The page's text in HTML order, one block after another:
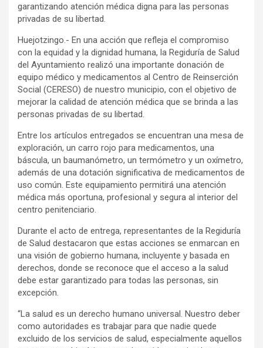
garantizando atención médica digna para las personas
privadas de su libertad.
Huejotzingo.- En una acción que refleja el compromiso
con la equidad y la dignidad humana, la Regiduría de Salud
del Ayuntamiento realizó una importante donación de
equipo médico y medicamentos al Centro de Reinserción
Social (CERESO) de nuestro municipio, con el objetivo de
mejorar la calidad de atención médica que se brinda a las
personas privadas de su libertad.
Entre los artículos entregados se encuentran una mesa de
exploración, un carro rojo para medicamentos, una
báscula, un baumanómetro, un termómetro y un oxímetro,
además de una dotación significativa de medicamentos de
uso común. Este equipamiento permitirá una atención
médica más oportuna, profesional y segura al interior del
centro penitenciario.
Durante el acto de entrega, representantes de la Regiduría
de Salud destacaron que estas acciones se enmarcan en
una visión de gobierno humana, incluyente y basada en
derechos, donde se reconoce que el acceso a la salud
debe estar garantizado para todas las personas, sin
excepción.
“La salud es un derecho humano universal. Nuestro deber
como autoridades es trabajar para que nadie quede
excluido de los servicios de salud, especialmente aquellos